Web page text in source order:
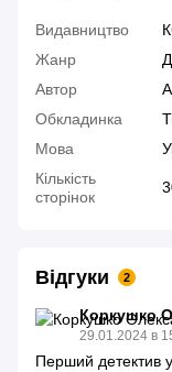
Видавництво
Жанр
Автор
Обкладинка
Мова
Кількість
сторінок
Відгуки 2
Коркушко
29.01.2024 в
Перший детектив